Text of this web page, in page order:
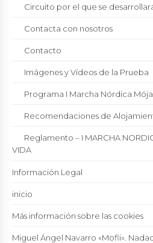
Circuito por el que se
Contacta con nosotros
Contacto
Imágenes y Vídeos de la Prueba
Programa I Marcha Nórdica
Recomendaciones de
Reglamento – I MARCHA
VIDA
Información Legal
inicio
Más información sobre las cookies
Miguel Ángel Navarro «Mofli».